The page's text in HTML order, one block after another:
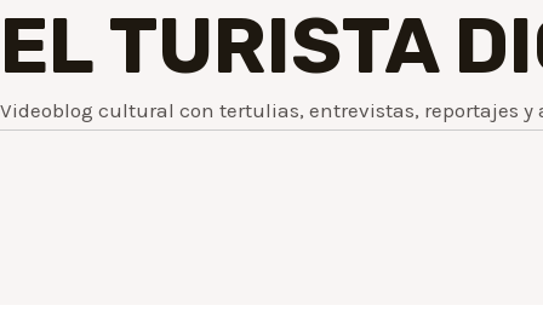
EL TURISTA
Videoblog cultural con tertulias, entrevistas, reportajes y